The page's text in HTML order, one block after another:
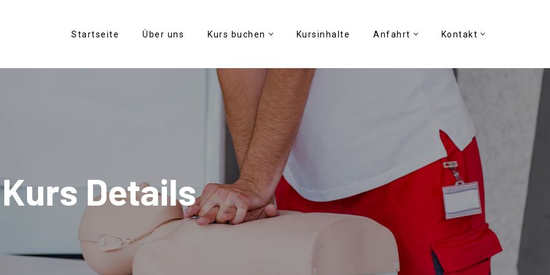
Startseite Über uns Kurs buchen Kursinhalte Anfahrt Kontakt
Details